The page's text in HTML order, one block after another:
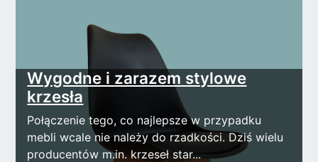
Wygodne i zarazem stylowe
krzesła
Połączenie tego, co najlepsze w przypadku
mebli wcale nie należy do rzadkości. Dziś wielu
producentów m.in. krzeseł star...